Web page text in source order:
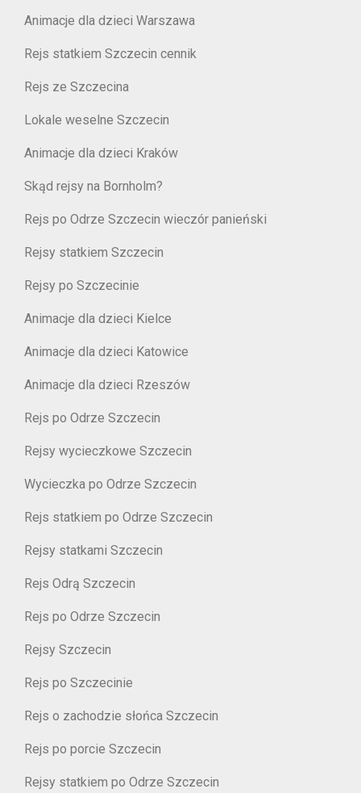
Animacje dla dzieci Warszawa
Rejs statkiem Szczecin cennik
Rejs ze Szczecina
Lokale weselne Szczecin
Animacje dla dzieci Kraków
Skąd rejsy na Bornholm?
Rejs po Odrze Szczecin wieczór panieński
Rejsy statkiem Szczecin
Rejsy po Szczecinie
Animacje dla dzieci Kielce
Animacje dla dzieci Katowice
Animacje dla dzieci Rzeszów
Rejs po Odrze Szczecin
Rejsy wycieczkowe Szczecin
Wycieczka po Odrze Szczecin
Rejs statkiem po Odrze Szczecin
Rejsy statkami Szczecin
Rejs Odrą Szczecin
Rejs po Odrze Szczecin
Rejsy Szczecin
Rejs po Szczecinie
Rejs o zachodzie słońca Szczecin
Rejs po porcie Szczecin
Rejsy statkiem po Odrze Szczecin